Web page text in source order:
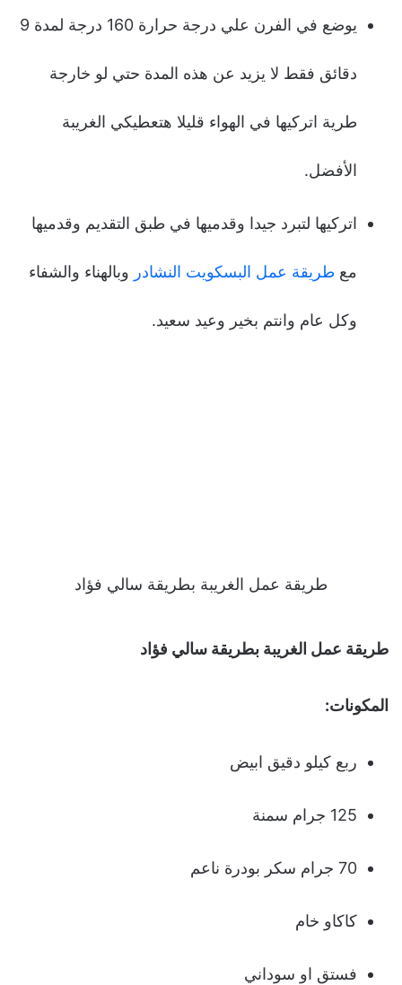
يوضع في الفرن علي درجة حرارة 160 درجة لمدة 9
دقائق فقط لا يزيد عن هذه المدة حتي لو خارجة
طرية اتركيها في الهواء قليلا هتعطيكي الغريبة
الأفضل.
اتركيها لتبرد جيدا وقدميها في طبق التقديم وقدميها
مع طريقة عمل البسكويت النشادر وبالهناء والشفاء
وكل عام وانتم بخير وعيد سعيد.
طريقة عمل الغريبة بطريقة سالي فؤاد
طريقة عمل الغريبة بطريقة سالي فؤاد
المكونات:
ربع كيلو دقيق ابيض
125 جرام سمنة
70 جرام سكر بودرة ناعم
كاكاو خام
فستق او سوداني